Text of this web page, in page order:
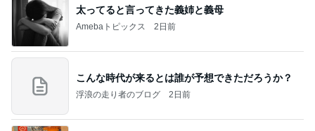
太ってると言ってきた義姉と義母
Amebaトピックス 2日前
こんな時代が来るとは誰が予想できただろうか？
浮浪の走り者のブログ 2日前